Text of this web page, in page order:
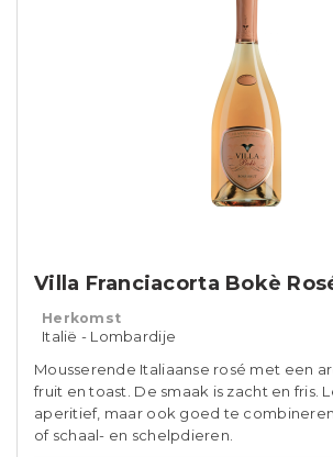
Villa Franciacorta Bokè
Herkomst
Italië - Lombardije
Mousserende Italiaanse rosé met een
fruit en toast. De smaak is zacht en fris.
aperitief, maar ook goed te
of schaal- en schelpdieren.